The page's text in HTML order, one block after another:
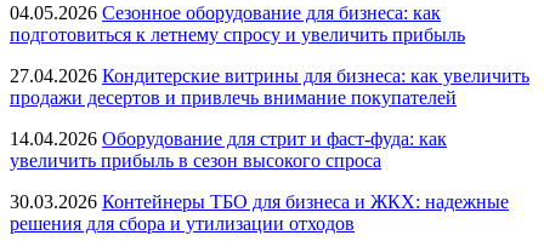
04.05.2026 Сезонное оборудование для бизнеса: как
подготовиться к летнему спросу и увеличить прибыль
27.04.2026 Кондитерские витрины для бизнеса: как увеличить
продажи десертов и привлечь внимание покупателей
14.04.2026 Оборудование для стрит и фаст-фуда: как
увеличить прибыль в сезон высокого спроса
30.03.2026 Контейнеры ТБО для бизнеса и ЖКХ: надежные
решения для сбора и утилизации отходов